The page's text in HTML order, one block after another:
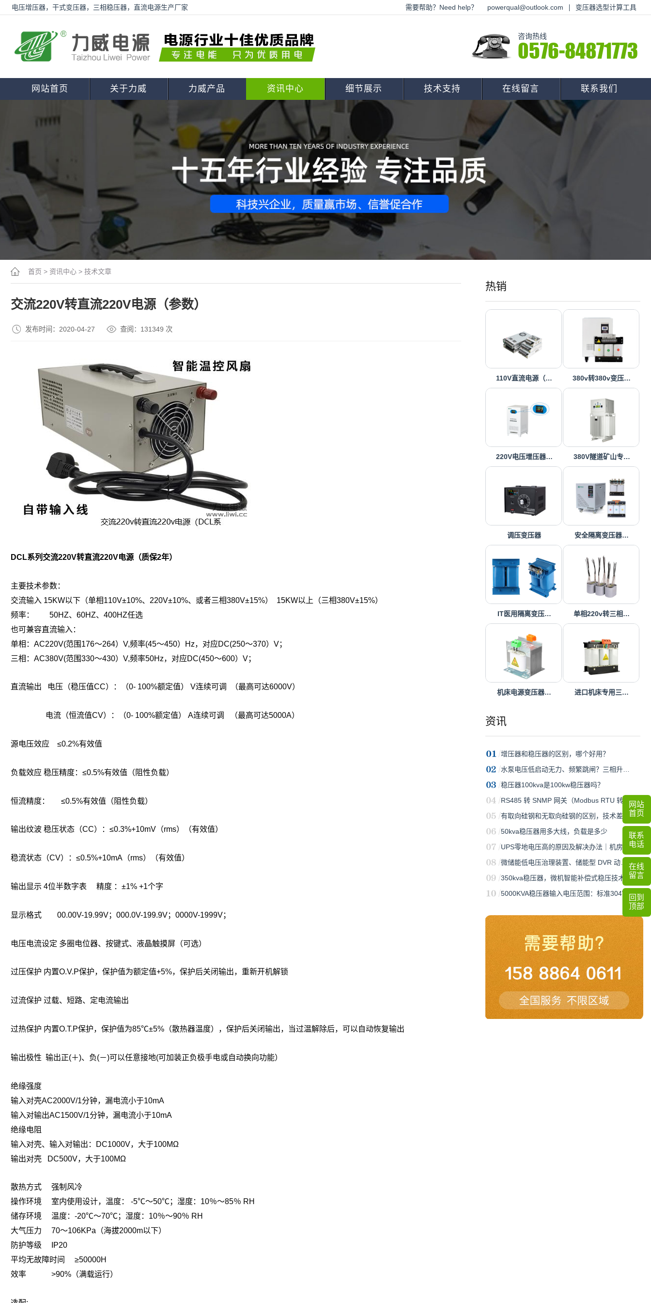
电压增压器，干式变压器，三相稳压器，直流电源生产厂家 需要帮助？Need help？ powerqual@outlook.com 变压器选型计算工具
咨询热线
0576-84871773
网站首页 关于力威 力威产品 资讯中心 细节展示 技术支持 在线留言 联系我们
热销
110V直流电源（… 380v转380v变压…
220V电压增压器… 380V隧道矿山专…
调压变压器 安全隔离变压器…
IT医用隔离变压… 单相220v转三相…
机床电源变压器… 进口机床专用三…
资讯
增压器和稳压器的区别，哪个好用？
水泵电压低启动无力、频繁跳闸？三相升…
稳压器100kva是100kw稳压器吗？
RS485 转 SNMP 网关（Modbus RTU 转 S…
有取向硅钢和无取向硅钢的区别，技术差…
50kva稳压器用多大线，负载是多少
UPS零地电压高的原因及解决办法｜机房…
微储能低电压治理装置、储能型 DVR 动…
350kva稳压器，微机智能补偿式稳压技术…
5000KVA稳压器输入电压范围：标准304V…
首页 > 资讯中心 > 技术文章
交流220V转直流220V电源（参数）
发布时间：2020-04-27 查阅：131349 次
DCL系列交流220V转直流220V电源（质保2年）
主要技术参数：
交流输入 15KW以下（单相110V±10%、220V±10%、或者三相380V±15%） 15KW以上（三相380V±15%）
频率： 50HZ、60HZ、400HZ任选
也可兼容直流输入：
单相：AC220V(范围176～264）V,频率(45～450）Hz，对应DC(250～370）V；
三相：AC380V(范围330～430）V,频率50Hz，对应DC(450～600）V；
直流输出 电压（稳压值CC）：（0- 100%额定值） V连续可调 （最高可达6000V）
电流（恒流值CV）：（0- 100%额定值） A连续可调 （最高可达5000A）
源电压效应 ≤0.2%有效值
负载效应 稳压精度：≤0.5%有效值（阻性负载）
恒流精度： ≤0.5%有效值（阻性负载）
输出纹波 稳压状态（CC）：≤0.3%+10mV（rms）（有效值）
稳流状态（CV）：≤0.5%+10mA（rms）（有效值）
输出显示 4位半数字表 精度 ：±1% +1个字
显示格式 00.00V-19.99V；000.0V-199.9V；0000V-1999V；
电压电流设定 多圈电位器、按键式、液晶触摸屏（可选）
过压保护 内置O.V.P保护，保护值为额定值+5%，保护后关闭输出，重新开机解锁
过流保护 过载、短路、定电流输出
过热保护 内置O.T.P保护，保护值为85℃±5%（散热器温度），保护后关闭输出，当过温解除后，可以自动恢复输出
输出极性 输出正(＋)、负(－)可以任意接地(可加装正负极手电或自动换向功能）
绝缘强度
输入对壳AC2000V/1分钟，漏电流小于10mA
输入对输出AC1500V/1分钟，漏电流小于10mA
绝缘电阻
输入对壳、输入对输出：DC1000V，大于100MΩ
输出对壳 DC500V，大于100MΩ
散热方式 强制风冷
操作环境 室内使用设计，温度： -5℃～50℃；湿度：10％～85％ RH
储存环境 温度：-20℃～70℃；湿度：10％～90％ RH
大气压力 70～106KPa（海拔2000m以下）
防护等级 IP20
平均无故障时间 ≥50000H
效率 >90%（满载运行）
网站
首页
联系
电话
在线
留言
回到
顶部